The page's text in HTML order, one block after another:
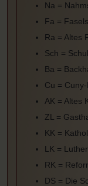
Na =
Fa =
Ra = Altes
Sch =
Ba =
Cu =
AK = Altes
ZL =
KK =
LK =
RK =
DS = Die